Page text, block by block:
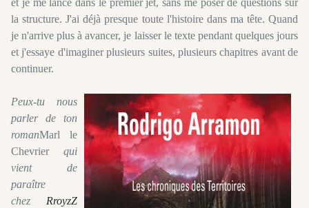
et je me lance dans le premier jet, sans me poser de questions sur
la structure. J'ai déjà presque toute l'histoire dans ma tête. Quand
je n'arrive plus à avancer, je laisser le texte pendant quelques jours
et j'essaye d'imaginer plusieurs suites, plusieurs chapitres avant de
continuer.
Peux-tu nous
parler de ton
romanMarl le
Chevrierqui
vient de
paraître
chez RroyzZ